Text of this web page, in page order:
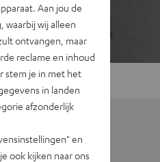
Aan jou de
waarbij wij alleen
ontvangen, maar
reclame en inhoud
stem je in met het
in landen
afzonderlijk
en
ook kijken naar ons